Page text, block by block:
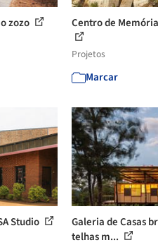
zozo Centro de
Projetos
Marcar
Studio
Galeria de Casas
telhas m...